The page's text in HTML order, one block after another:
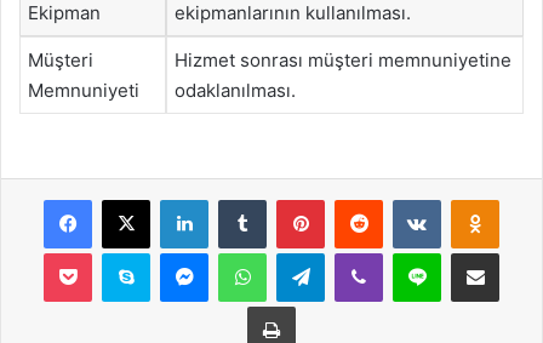
Ekipman
ekipmanlarının kullanılması.
Müşteri
Memnuniyeti
Hizmet sonrası müşteri memnuniyetine
odaklanılması.
Facebook
X LinkedInTumblr PinterestReddit VKontakte
Pocket Skype MessengerWhatsAppTelegramViber Line E-Posta ile
Yazdır